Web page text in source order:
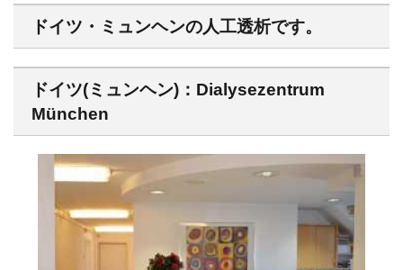
ドイツ・ミュンヘンの人工透析です。
ドイツ(ミュンヘン)：Dialysezentrum
München